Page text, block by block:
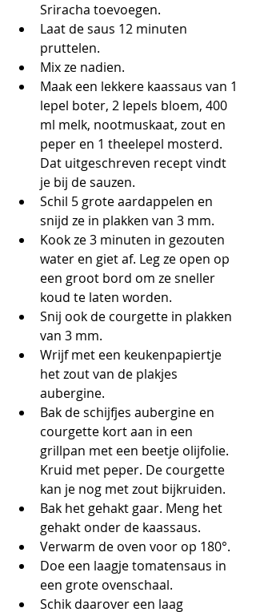
Sriracha toevoegen.
Laat de saus 12 minuten
pruttelen.
Mix ze nadien.
Maak een lekkere kaassaus van 1
lepel boter, 2 lepels bloem, 400
ml melk, nootmuskaat, zout en
peper en 1 theelepel mosterd.
Dat uitgeschreven recept vindt
je bij de sauzen.
Schil 5 grote aardappelen en
snijd ze in plakken van 3 mm.
Kook ze 3 minuten in gezouten
water en giet af. Leg ze open op
een groot bord om ze sneller
koud te laten worden.
Snij ook de courgette in plakken
van 3 mm.
Wrijf met een keukenpapiertje
het zout van de plakjes
aubergine.
Bak de schijfjes aubergine en
courgette kort aan in een
grillpan met een beetje olijfolie.
Kruid met peper. De courgette
kan je nog met zout bijkruiden.
Bak het gehakt gaar. Meng het
gehakt onder de kaassaus.
Verwarm de oven voor op 180°.
Doe een laagje tomatensaus in
een grote ovenschaal.
Schik daarover een laag